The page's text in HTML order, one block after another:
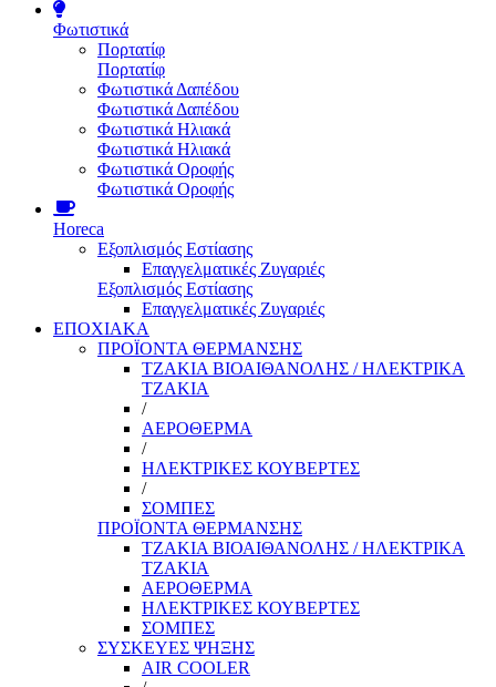
Φωτιστικά
Πορτατίφ
Πορτατίφ
Φωτιστικά Δαπέδου
Φωτιστικά Δαπέδου
Φωτιστικά Ηλιακά
Φωτιστικά Ηλιακά
Φωτιστικά Οροφής
Φωτιστικά Οροφής
Horeca
Εξοπλισμός Εστίασης
Επαγγελματικές Ζυγαριές
Εξοπλισμός Εστίασης
Επαγγελματικές Ζυγαριές
ΕΠΟΧΙΑΚΑ
ΠΡΟΪΟΝΤΑ ΘΕΡΜΑΝΣΗΣ
ΤΖΑΚΙΑ ΒΙΟΑΙΘΑΝΟΛΗΣ / ΗΛΕΚΤΡΙΚΑ
ΤΖΑΚΙΑ
/
ΑΕΡΟΘΕΡΜΑ
/
ΗΛΕΚΤΡΙΚΕΣ ΚΟΥΒΕΡΤΕΣ
/
ΣΟΜΠΕΣ
ΠΡΟΪΟΝΤΑ ΘΕΡΜΑΝΣΗΣ
ΤΖΑΚΙΑ ΒΙΟΑΙΘΑΝΟΛΗΣ / ΗΛΕΚΤΡΙΚΑ
ΤΖΑΚΙΑ
ΑΕΡΟΘΕΡΜΑ
ΗΛΕΚΤΡΙΚΕΣ ΚΟΥΒΕΡΤΕΣ
ΣΟΜΠΕΣ
ΣΥΣΚΕΥΕΣ ΨΗΞΗΣ
AIR COOLER